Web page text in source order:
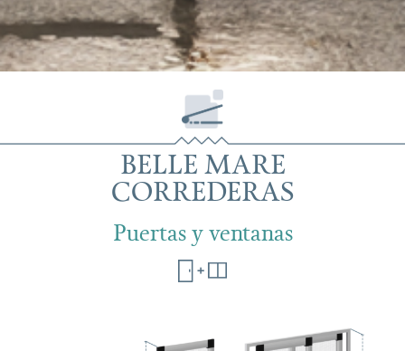
BELLE MARE
CORREDERAS
Puertas y ventanas